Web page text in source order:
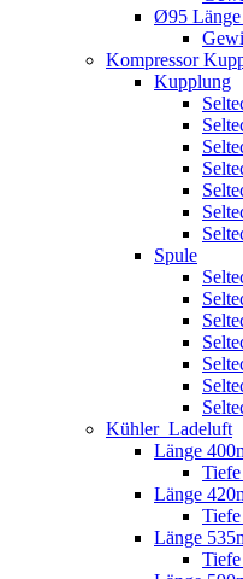
Ø95
Kompressor
Kupplung
Spule
Kühler_Ladeluft
Länge
Länge
Länge